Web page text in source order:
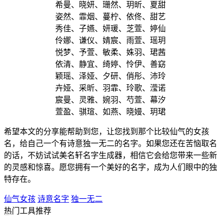
希曼、晓妍、珊然、玥昕、夏甜
姿然、霏烟、蔓柠、依佟、甜艺
秀佳、子嬿、妍瑗、芝萱、婷仙
伶娜、谦仪、婧宸、雨萱、瑶玥
悦梦、予萱、敏柔、姝羽、珺茜
依清、静宜、绮婷、怜伊、善窈
颖瑶、泽娅、夕研、俏彤、沛玲
卉娅、采昕、羽霏、玲歌、滢诺
宸曼、灵雅、婉羽、芍萱、幕汐
萱盈、骐瑄、如燕、晓嫚、玥珺
希望本文的分享能帮助到您，让您找到那个比较仙气的女孩
名，给自己一个有诗意独一无二的名字。如果您还在苦恼取名
的话，不妨试试美名轩名字生成器，相信它会给您带来一些新
的灵感和惊喜。愿您拥有一个美好的名字，成为人们眼中的独
特存在。
仙气女孩 诗意名字 独一无二
热门工具推荐